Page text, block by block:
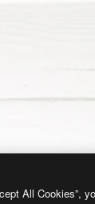
All Cookies”,